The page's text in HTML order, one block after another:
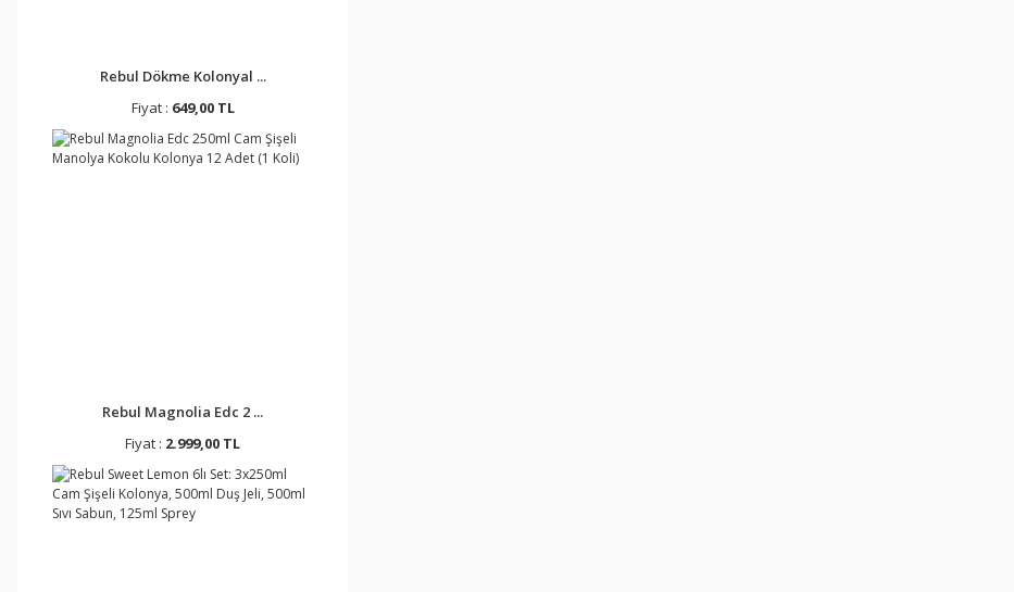
Rebul Dökme Kolonyal ...
Fiyat : 649,00 TL
Rebul Magnolia Edc 2 ...
Fiyat : 2.999,00 TL